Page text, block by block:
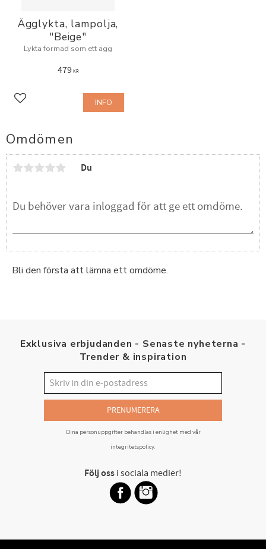
Omdömen
Du
Bli den första att lämna ett omdöme.
Ägglykta, lampolja,
"Beige"
Lykta formad som ett ägg
479KR
Lägg till i favoriter INFO
Exklusiva erbjudanden - Senaste nyheterna -
Trender & inspiration
PRENUMERERA
Dina personuppgifter behandlas i enlighet med vår
integritetspolicy.
Följ oss i sociala medier!